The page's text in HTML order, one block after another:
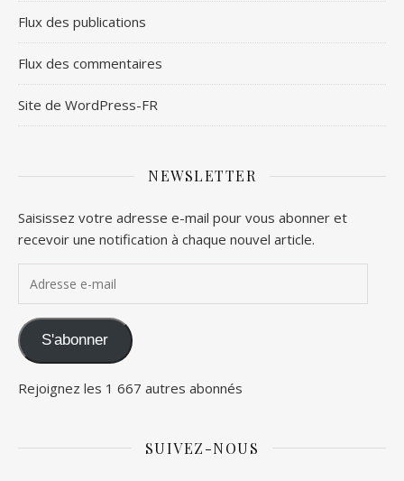
Flux des publications
Flux des commentaires
Site de WordPress-FR
NEWSLETTER
Saisissez votre adresse e-mail pour vous abonner et
recevoir une notification à chaque nouvel article.
S'abonner
Rejoignez les 1 667 autres abonnés
SUIVEZ-NOUS